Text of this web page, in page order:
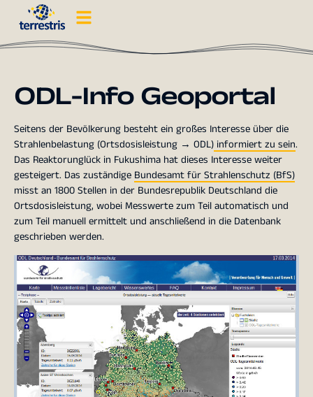
ODL-Info Geoportal
Seitens der Bevölkerung besteht ein großes Interesse über die
Strahlenbelastung (Ortsdosisleistung → ODL) informiert zu sein.
Das Reaktorunglück in Fukushima hat dieses Interesse weiter
gesteigert. Das zuständige Bundesamt für Strahlenschutz (BfS)
misst an 1800 Stellen in der Bundesrepublik Deutschland die
Ortsdosisleistung, wobei Messwerte zum Teil automatisch und
zum Teil manuell ermittelt und anschließend in die Datenbank
geschrieben werden.